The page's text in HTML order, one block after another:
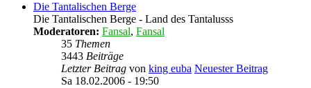
Die Tantalischen Berge
Die Tantalischen Berge - Land des Tantalusss
Moderatoren: Fansal, Fansal
35 Themen
3443 Beiträge
Letzter Beitrag von king euba Neuester Beitrag
Sa 18.02.2006 - 19:50